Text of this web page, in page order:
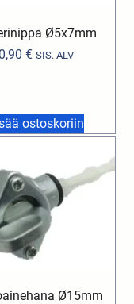
Ø5x7mm
0,90€ SIS. ALV
ostoskoriin
Ø15mm